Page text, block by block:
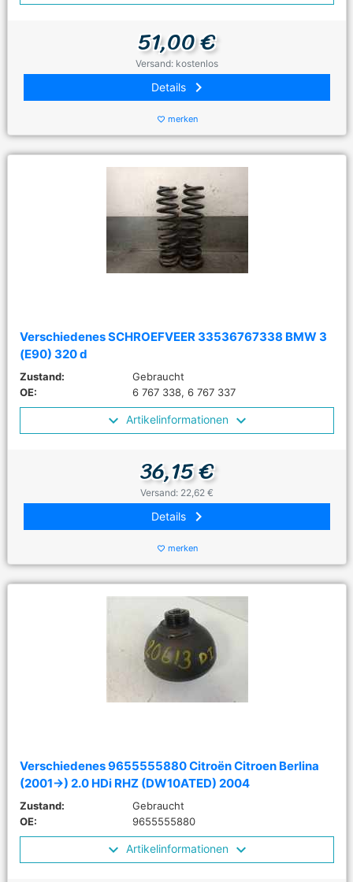
51,00 €
Versand: kostenlos
Details keyboard_arrow_right
favorite_border merken
Verschiedenes SCHROEFVEER 33536767338 BMW 3
(E90) 320 d
Zustand:
Gebraucht
OE:
6 767 338, 6 767 337
Artikelinformationen
36,15 €
Versand: 22,62 €
Details keyboard_arrow_right
favorite_border merken
Verschiedenes 9655555880 Citroën Citroen Berlina
(2001->) 2.0 HDi RHZ (DW10ATED) 2004
Zustand:
Gebraucht
OE:
9655555880
Artikelinformationen